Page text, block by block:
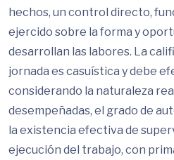
hechos, un control directo,
ejercido sobre la forma y
desarrollan las labores. La
jornada es casuística y debe
considerando la naturaleza
desempeñadas, el grado de
la existencia efectiva de
ejecución del trabajo, con